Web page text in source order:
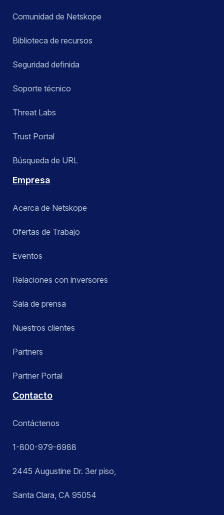
Comunidad de Netskope
Biblioteca de recursos
Seguridad definida
Soporte técnico
Threat Labs
Trust Portal
Búsqueda de URL
Empresa
Acerca de Netskope
Ofertas de Trabajo
Eventos
Relaciones con inversores
Sala de prensa
Nuestros clientes
Partners
Partner Portal
Contacto
Contáctenos
1-800-979-6988
2445 Augustine Dr. 3er piso,
Santa Clara, CA 95054